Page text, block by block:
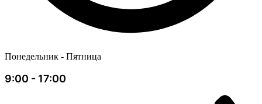
Понедельник - Пятница
9:00 - 17:00